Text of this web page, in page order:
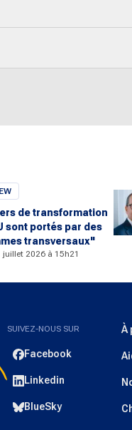
de transformation
sont portés par des
transversaux"
juillet 2026 à 15h21
SUIVEZ-NOUS SUR
Facebook
Linkedin
BlueSky
À